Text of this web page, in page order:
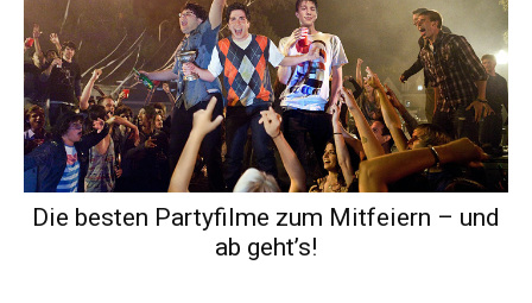
Die besten Partyfilme zum Mitfeiern – und
ab geht’s!